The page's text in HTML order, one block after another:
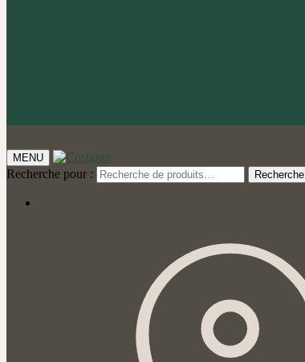
MENU
Recherche pour : Recherche